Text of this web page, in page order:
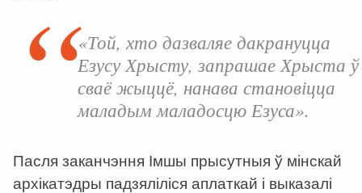
«Той, хто дазваляе дакрануцца
Езусу Хрысту, запрашае Хрыста ў
сваё жыццё, нанава становіцца
маладым маладосцю Езуса».
Пасля заканчэння Імшы прысутныя ў мінскай
архікатэдры падзяліліся аплаткай і выказалі